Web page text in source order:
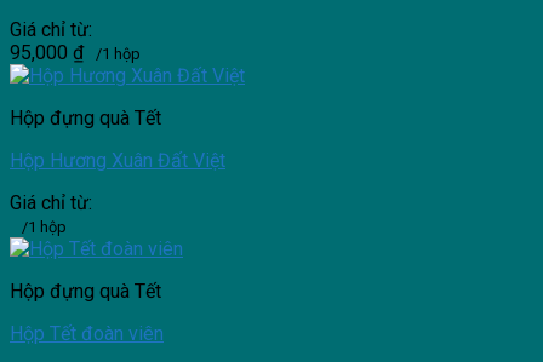
Giá chỉ từ:
95,000 ₫ /1 hộp
Hộp đựng quà Tết
Hộp Hương Xuân Đất Việt
Giá chỉ từ:
/1 hộp
Hộp đựng quà Tết
Hộp Tết đoàn viên